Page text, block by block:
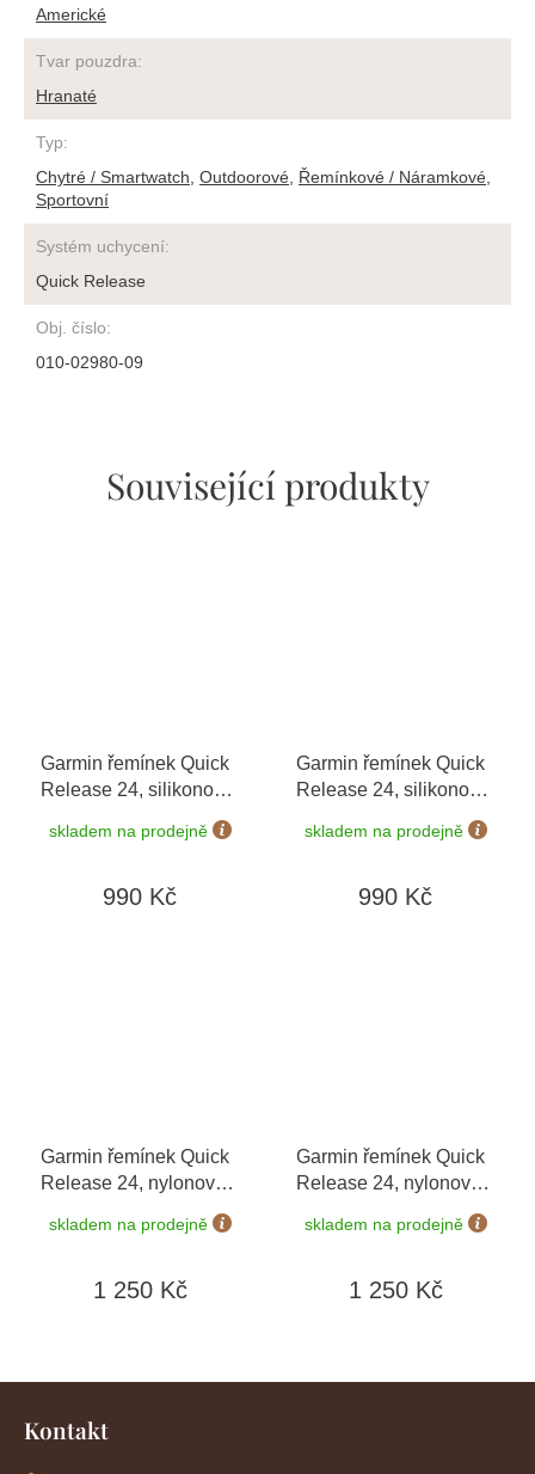
Související produkty
Garmin řemínek Quick
Release 24, silikonový
skladem na prodejně
990 Kč
Garmin řemínek Quick
Release 24, silikonový
skladem na prodejně
990 Kč
Garmin řemínek Quick
Release 24, nylonový
skladem na prodejně
1 250 Kč
Garmin řemínek Quick
Release 24, nylonový
skladem na prodejně
1 250 Kč
Americké
Tvar pouzdra:
Hranaté
Typ:
Chytré / Smartwatch Outdoorové Řemínkové / Náramkové
Sportovní
Systém uchycení:
Quick Release
Obj. číslo:
010-02980-09
Z
Kontakt